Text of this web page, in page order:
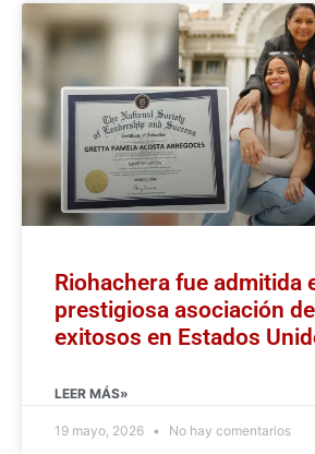
Riohachera fue admitida
prestigiosa asociación
exitosos en Estados
LEER MÁS»
19 mayo, 2026 No hay comentarios